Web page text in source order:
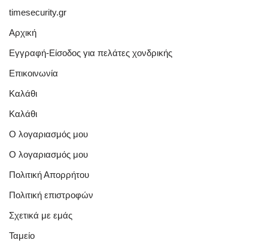
timesecurity.gr
Αρχική
Εγγραφή-Είσοδος για πελάτες χονδρικής
Επικοινωνία
Καλάθι
Καλάθι
Ο λογαριασμός μου
Ο λογαριασμός μου
Πολιτική Απορρήτου
Πολιτική επιστροφών
Σχετικά με εμάς
Ταμείο